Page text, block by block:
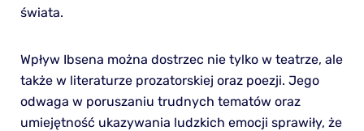
świata.
Wpływ Ibsena można dostrzec nie tylko w teatrze, ale
także w literaturze prozatorskiej oraz poezji. Jego
odwaga w poruszaniu trudnych tematów oraz
umiejętność ukazywania ludzkich emocji sprawiły, że